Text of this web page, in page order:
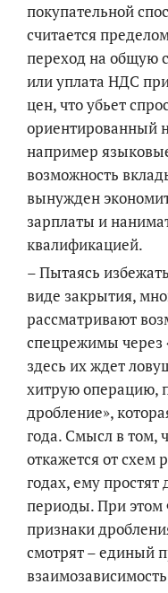
покупательной
считается
переход на общую
или уплата НДС
цен, что убьет
ориентированный
например
возможность
вынужден
зарплаты и
квалификацией.
– Пытаясь
виде закрытия,
рассматривают
спецрежимы через
здесь их ждет
хитрую операцию,
дробление»,
года. Смысл в том,
откажется от схем
годах, ему
периоды. При этом
признаки
смотрят – единый